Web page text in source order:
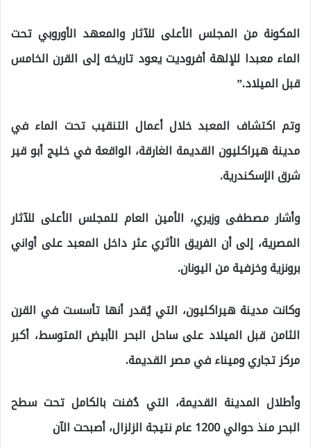
المكونة من المجلس الأعلى للآثار والمعهد الأوروبي تحت
الماء معبدا للإلهة أفروديت يعود تاريخه إلى القرن الخامس
قبل الميلاد.”
وتم اكتشاف المعبد خلال أعمال التنقيب تحت الماء في
مدينة هيراكليون القديمة الغارقة، الواقعة في خليج أبو قير
شرق الإسكندرية.
وأشار مصطفى وزيري، الأمين العام للمجلس الأعلى للآثار
المصرية، إلى أن الفريق الأثري عثر داخل المعبد على أواني
برونزية وخزفية من اليونان.
وكانت مدينة هيراكليون، التي يُقدر أنها تأسست في القرن
الثامن قبل الميلاد على ساحل البحر الأبيض المتوسط، أكبر
مركز تجاري وميناء في مصر القديمة.
وأطلال المدينة القديمة، التي دُفنت بالكامل تحت سطح
البحر منذ حوالي 1200 عام نتيجة الزلزال، أصبحت الآن